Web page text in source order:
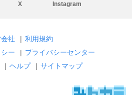
X Instagram
社 | 利用規約
ー
| プライバシーセンター
| ヘルプ | サイトマップ